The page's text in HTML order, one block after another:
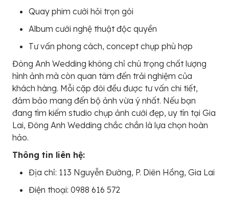
Quay phim cưới hỏi trọn gói
Album cưới nghệ thuật độc quyền
Tư vấn phong cách, concept chụp phù hợp
Đông Anh Wedding không chỉ chú trọng chất lượng
hình ảnh mà còn quan tâm đến trải nghiệm của
khách hàng. Mỗi cặp đôi đều được tư vấn chi tiết,
đảm bảo mang đến bộ ảnh vừa ý nhất. Nếu bạn
đang tìm kiếm studio chụp ảnh cưới đẹp, uy tín tại Gia
Lai, Đông Anh Wedding chắc chắn là lựa chọn hoàn
hảo.
Thông tin liên hệ:
Địa chỉ: 113 Nguyễn Đường, P. Diên Hồng, Gia Lai
Điện thoại: 0988 616 572